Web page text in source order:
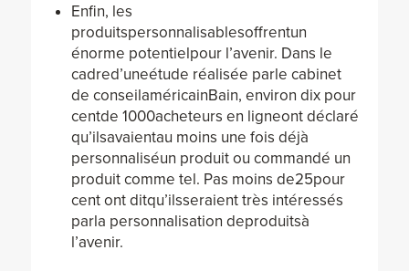
Enfin, les
produitspersonnalisablesoffrentun
énorme potentielpour l’avenir. Dans le
cadred’uneétude réalisée parle cabinet
de conseilaméricainBain, environ dix pour
centde 1000acheteurs en ligneont déclaré
qu’ilsavaientau moins une fois déjà
personnaliséun produit ou commandé un
produit comme tel. Pas moins de25pour
cent ont ditqu’ilsseraient très intéressés
parla personnalisation deproduitsà
l’avenir.